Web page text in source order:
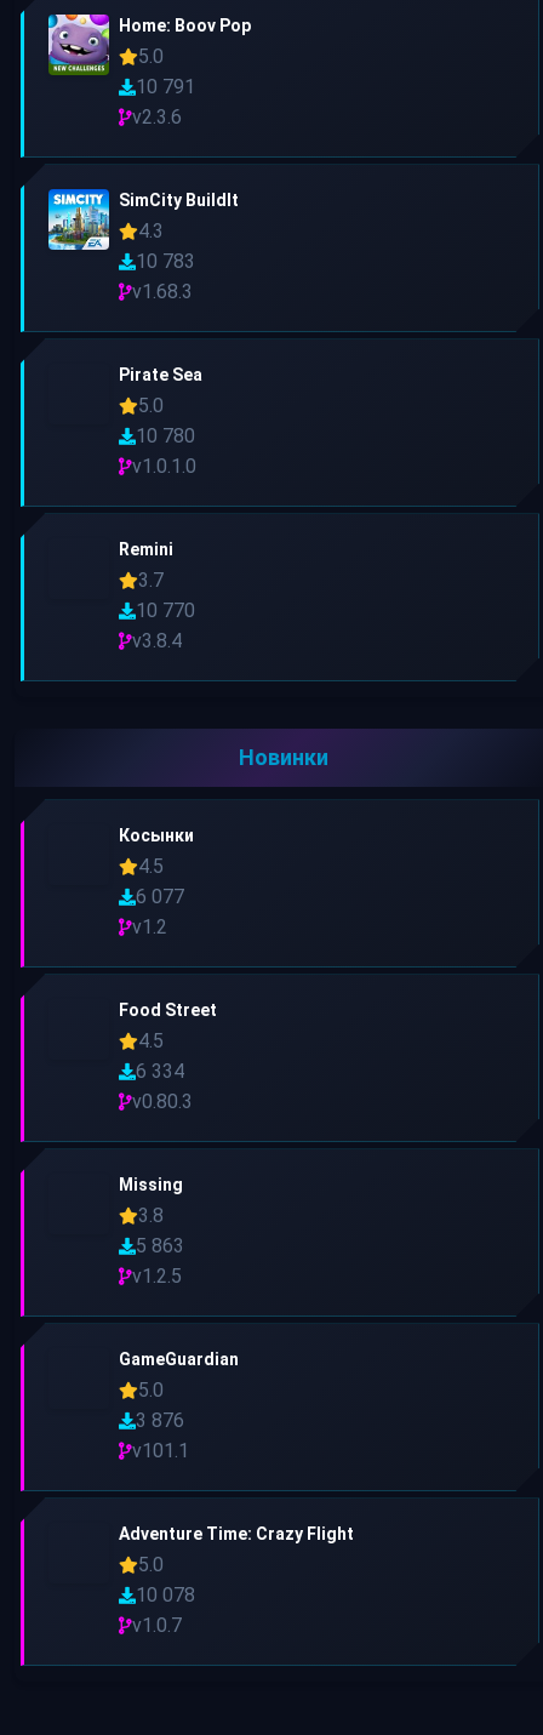
Home: Boov Pop
5.0
10 791
v2.3.6
SimCity BuildIt
4.3
10 783
v1.68.3
Pirate Sea
5.0
10 780
v1.0.1.0
Remini
3.7
10 770
v3.8.4
Новинки
Косынки
4.5
6 077
v1.2
Food Street
4.5
6 334
v0.80.3
Missing
3.8
5 863
v1.2.5
GameGuardian
5.0
3 876
v101.1
Adventure Time: Crazy Flight
5.0
10 078
v1.0.7